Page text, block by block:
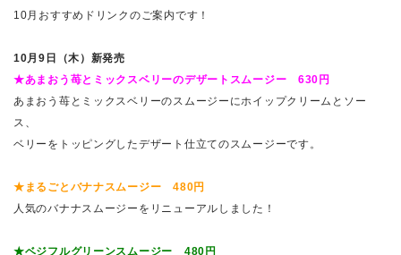
10月おすすめドリンクのご案内です！
10月9日（木）新発売
★あまおう苺とミックスベリーのデザートスムージー 630円
あまおう苺とミックスベリーのスムージーにホイップクリームとソー
ス、
ベリーをトッピングしたデザート仕立てのスムージーです。
★まるごとバナナスムージー 480円
人気のバナナスムージーをリニューアルしました！
★ベジフルグリーンスムージー 480円